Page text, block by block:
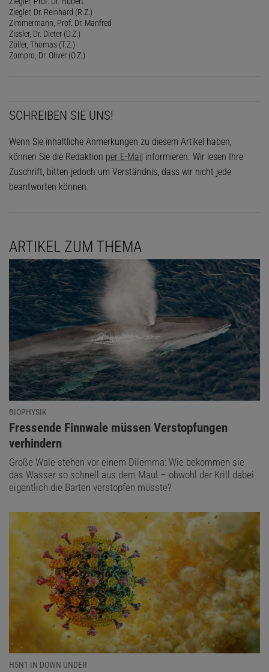
Ziegler, Dr. Reinhard (R.Z.)
Zimmermann, Prof. Dr. Manfred
Zissler, Dr. Dieter (D.Z.)
Zöller, Thomas (T.Z.)
Zompro, Dr. Oliver (O.Z.)
SCHREIBEN SIE UNS!
Wenn Sie inhaltliche Anmerkungen zu diesem Artikel haben,
können Sie die Redaktion per E-Mail informieren. Wir lesen Ihre
Zuschrift, bitten jedoch um Verständnis, dass wir nicht jede
beantworten können.
ARTIKEL ZUM THEMA
BIOPHYSIK
:
Fressende Finnwale müssen Verstopfungen
verhindern
Große Wale stehen vor einem Dilemma: Wie bekommen sie
das Wasser so schnell aus dem Maul – obwohl der Krill dabei
eigentlich die Barten verstopfen müsste?
H5N1 IN DOWN UNDER